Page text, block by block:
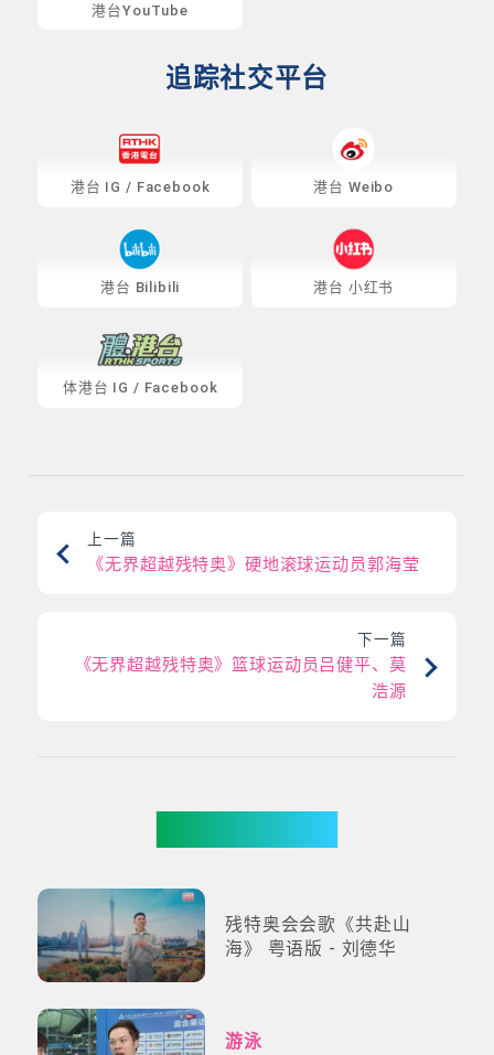
港台YouTube
追踪社交平台
港台 IG / Facebook 港台 Weibo
港台 Bilibili 港台 小红书
体港台 IG / Facebook
上一篇
《无界超越残特奥》硬地滚球运动员郭海莹
下一篇
《无界超越残特奥》篮球运动员吕健平、莫
浩源
残特奥会会歌《共赴山
海》 粤语版 - 刘德华
游泳